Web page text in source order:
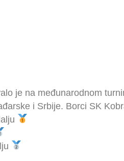
je na međunarodnom
i Srbije. Borci SK